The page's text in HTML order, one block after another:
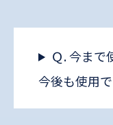
Ｑ. 今まで
今後も使用